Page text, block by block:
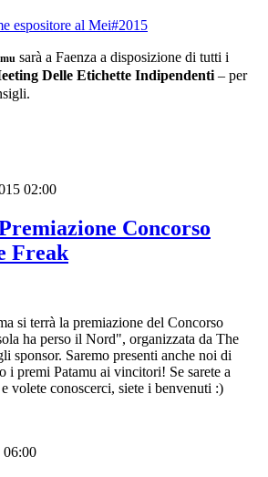
sarà a Faenza a disposizione di tutti i
Delle Etichette Indipendenti – per
02:00
Concorso
Freak
si terrà la premiazione del Concorso
ha perso il Nord", organizzata da The
sponsor. Saremo presenti anche noi di
i premi Patamu ai vincitori! Se sarete a
volete conoscerci, siete i benvenuti :)
06:00